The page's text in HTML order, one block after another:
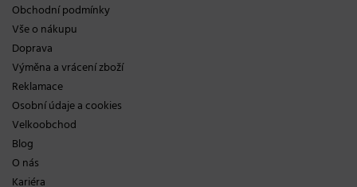
Obchodní podmínky
Vše o nákupu
Doprava
Výměna a vrácení zboží
Reklamace
Osobní údaje a cookies
Velkoobchod
Blog
O nás
Kariéra